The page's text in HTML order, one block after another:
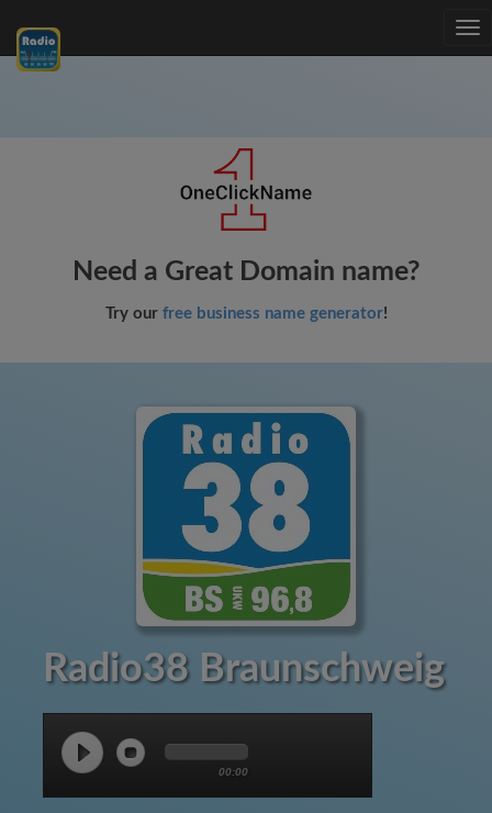
Need a Great Domain name?
Try our free business name generator!
Radio38 Braunschweig
00:00